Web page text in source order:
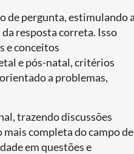
de pergunta, estimulando
resposta correta. Isso
e conceitos
e pós-natal, critérios
a problemas,
trazendo discussões
completa do campo de
em questões e